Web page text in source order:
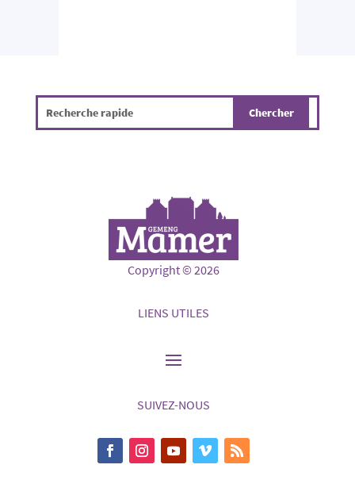
Copyright © 2026
LIENS UTILES
SUIVEZ-NOUS